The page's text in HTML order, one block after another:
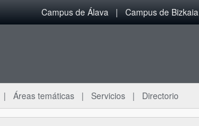
Campus de Álava Campus de Bizkaia
Áreas temáticas Servicios Directorio